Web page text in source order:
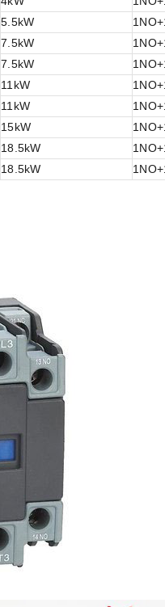
5.5kW
7.5kW
7.5kW
11kW
11kW
15kW
18.5kW
18.5kW